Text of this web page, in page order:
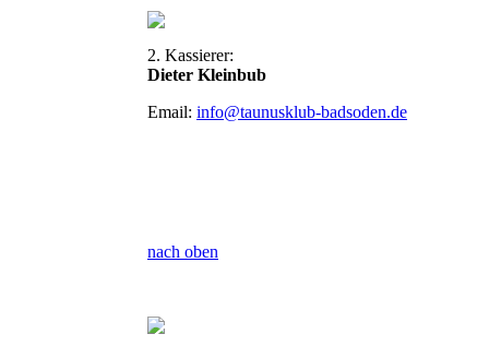
2. Kassierer:
Dieter Kleinbub
Email: info@taunusklub-badsoden.de
nach oben